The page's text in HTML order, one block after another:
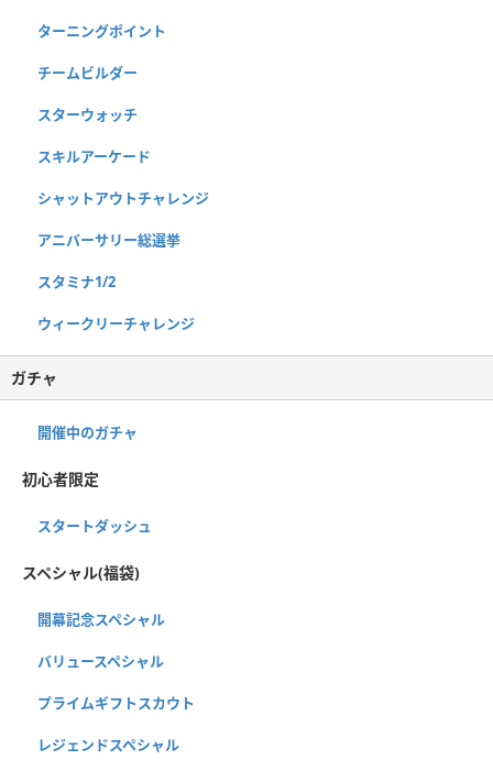
ターニングポイント
チームビルダー
スターウォッチ
スキルアーケード
シャットアウトチャレンジ
アニバーサリー総選挙
スタミナ1/2
ウィークリーチャレンジ
ガチャ
開催中のガチャ
初心者限定
スタートダッシュ
スペシャル(福袋)
開幕記念スペシャル
バリュースペシャル
プライムギフトスカウト
レジェンドスペシャル